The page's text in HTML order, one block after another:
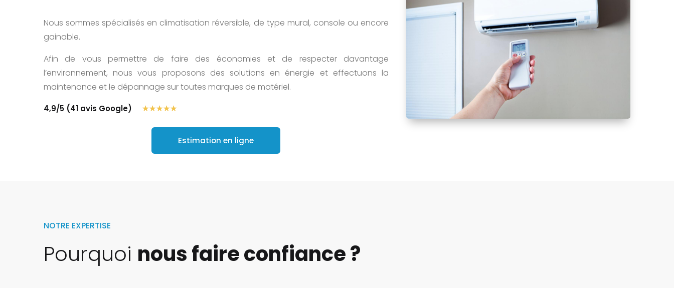
Nous sommes spécialisés en climatisation réversible, de type mural, console ou encore
gainable.
Afin de vous permettre de faire des économies et de respecter davantage
l’environnement, nous vous proposons des solutions en énergie et effectuons la
maintenance et le dépannage sur toutes marques de matériel.
4,9/5 (41 avis Google) ☆☆☆☆☆
Estimation en ligne
NOTRE EXPERTISE
Pourquoi nous faire confiance ?